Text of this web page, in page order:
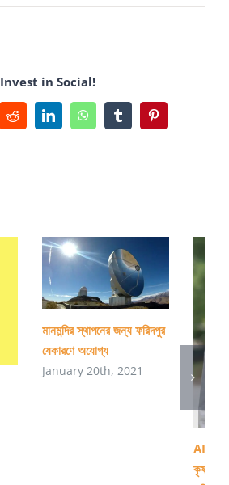
Fᴀʟʟᴀᴄʏ:
হারবো
Invest in Social!
RedditLinkedInWhatsAppTumblrPinterest
মানমন্দির স্থাপনের জন্য ফরিদপুর
যেকারণে অযোগ্য
January 20th, 2021
AI